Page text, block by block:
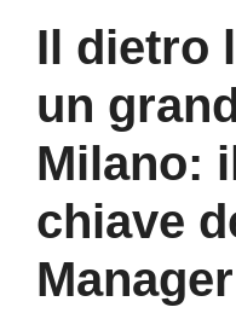
Il dietro
un
Milano:
chiave
Manager